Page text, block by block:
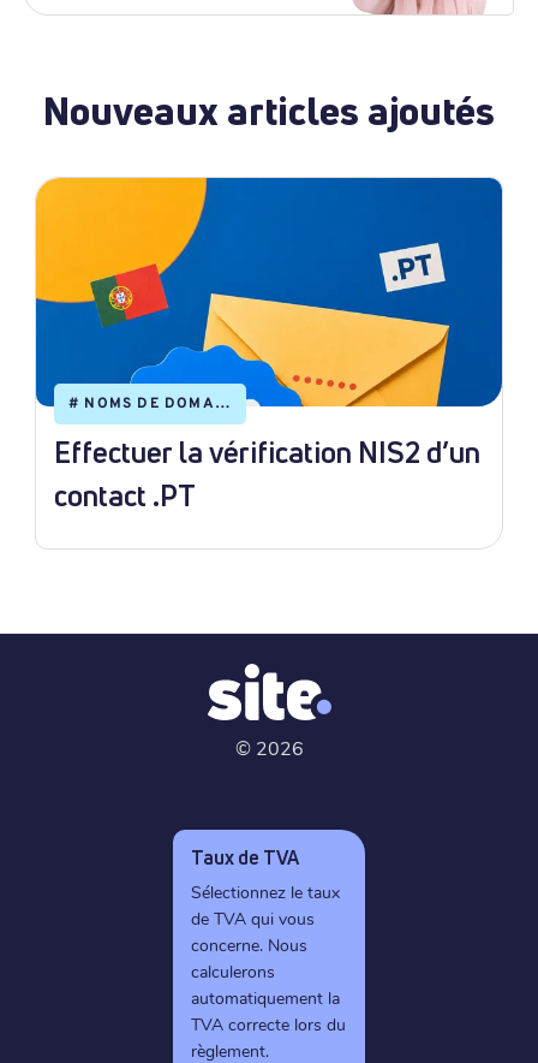
Nouveaux articles ajoutés
# NOMS DE DOMAINE
Effectuer la vérification NIS2 d’un
contact .PT
© 2026
Taux de TVA
Sélectionnez le taux
de TVA qui vous
concerne. Nous
calculerons
automatiquement la
TVA correcte lors du
règlement.